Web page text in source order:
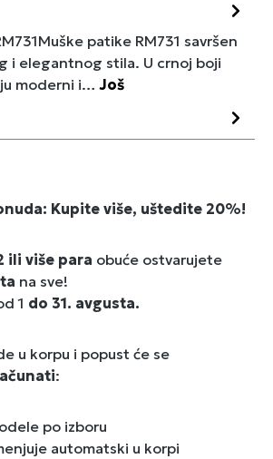
patike RM731 savršen
i elegantnog stila. U crnoj boji
moderni i…Još
Kupite više, uštedite 20%!
ili više para obuće ostvarujete
na sve!
1 do 31. avgusta.
u korpu i popust će se
:
po izboru
automatski u korpi